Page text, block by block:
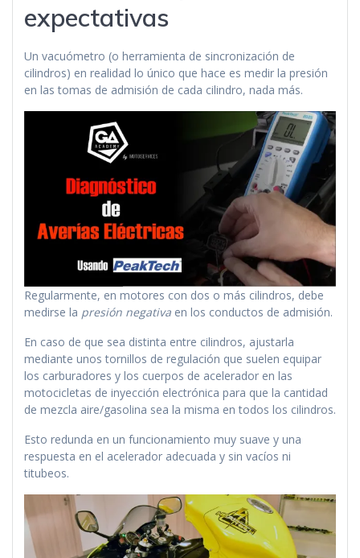
expectativas
Un vacuómetro (o herramienta de sincronización de
cilindros) en realidad lo único que hace es medir la presión
en las tomas de admisión de cada cilindro, nada más.
Regularmente, en motores con dos o más cilindros, debe
medirse la presión negativa en los conductos de admisión.
En caso de que sea distinta entre cilindros, ajustarla
mediante unos tornillos de regulación que suelen equipar
los carburadores y los cuerpos de acelerador en las
motocicletas de inyección electrónica para que la cantidad
de mezcla aire/gasolina sea la misma en todos los cilindros.
Esto redunda en un funcionamiento muy suave y una
respuesta en el acelerador adecuada y sin vacíos ni
titubeos.